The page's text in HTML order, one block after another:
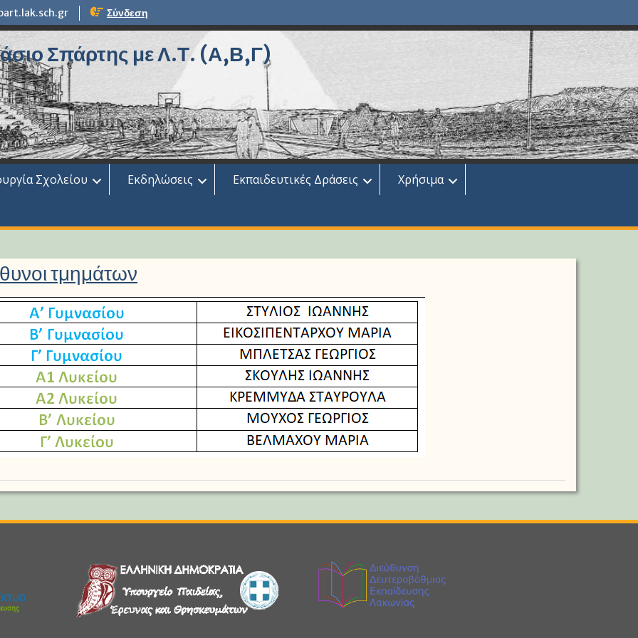
Σύνδεση
Σπάρτης με Λ.Τ. (Α,Β,Γ)
Σχολείου Εκδηλώσεις Εκπαιδευτικές Δράσεις
Χρήσιμα
τμημάτων